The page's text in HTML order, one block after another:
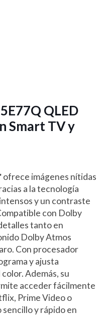
QLED
Smart TV y
ofrece imágenes nítidas
a la tecnología
y un contraste
con Dolby
tanto en
Dolby Atmos
Con procesador
y ajusta
Además, su
acceder fácilmente
Prime Video o
y rápido en